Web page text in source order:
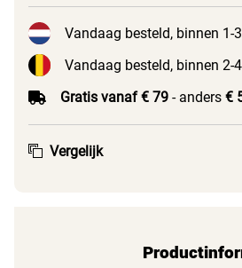
Vandaag besteld, binnen 1-
Vandaag besteld, binnen 2-
Gratis vanaf € 79 - anders €
Vergelijk